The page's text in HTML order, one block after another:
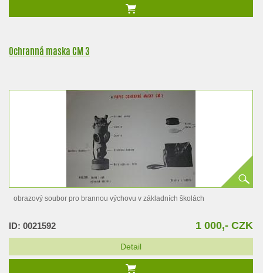
Ochranná maska CM 3
obrazový soubor pro brannou výchovu v základních školách
ID: 0021592 1 000,- CZK
Detail